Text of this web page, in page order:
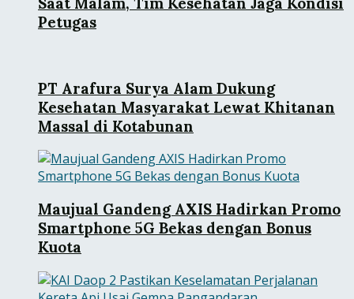
Petugas
PT Arafura Surya Alam Dukung
Kesehatan Masyarakat Lewat Khitanan
Massal di Kotabunan
Maujual Gandeng AXIS Hadirkan Promo
Smartphone 5G Bekas dengan Bonus
Kuota